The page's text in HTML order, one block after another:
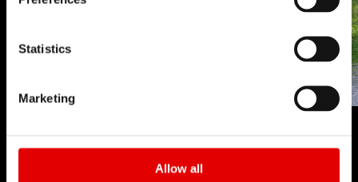
Statistics
Marketing
Allow all